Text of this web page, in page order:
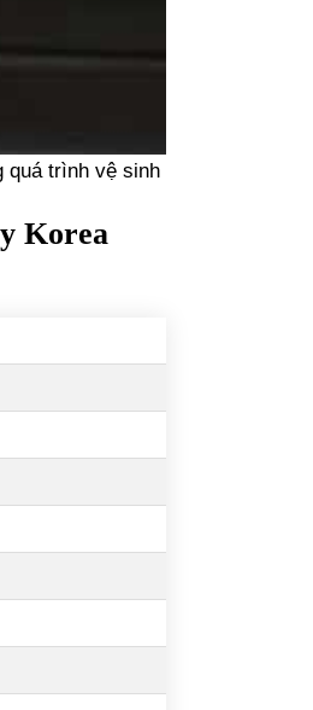
quá trình vệ sinh
Korea